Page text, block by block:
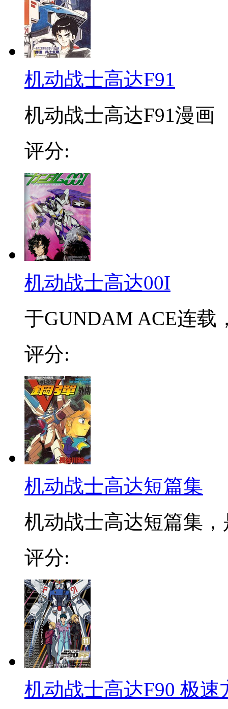
机动战士高达F91
机动战士高达F91漫画
评分:
机动战士高达00I
于GUNDAM ACE连载
评分:
机动战士高达短篇集
机动战士高达短篇集
评分:
机动战士高达F90 极速